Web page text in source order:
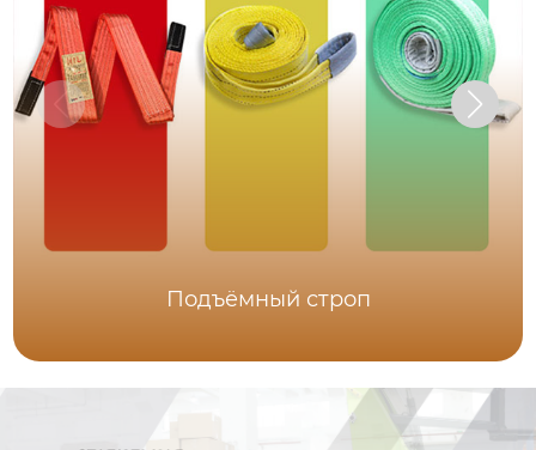
Подъёмный строп